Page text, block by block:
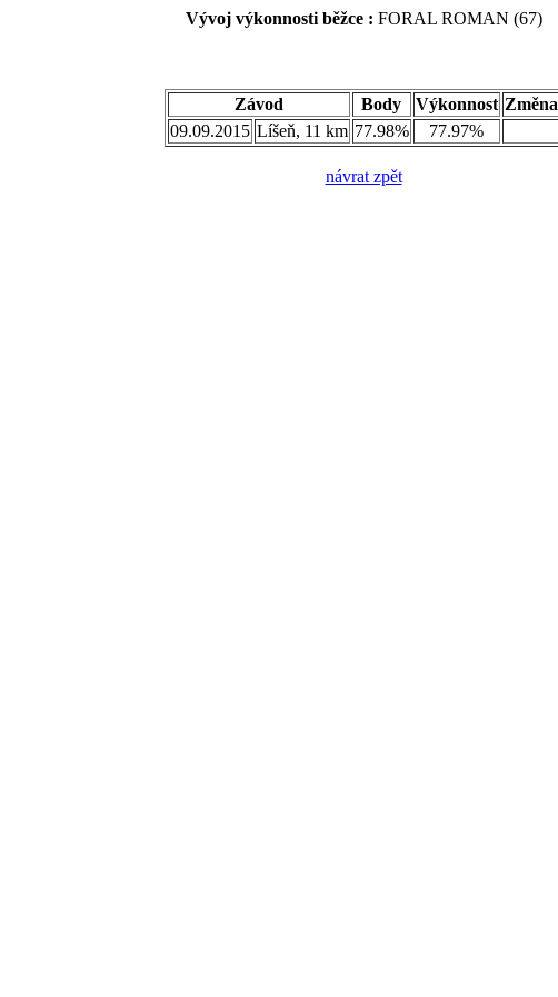
Vývoj výkonnosti běžce : FORAL ROMAN (67)
Závod Body Výkonnost Změna
09.09.2015 Líšeň, 11 km 77.98% 77.97%
návrat zpět